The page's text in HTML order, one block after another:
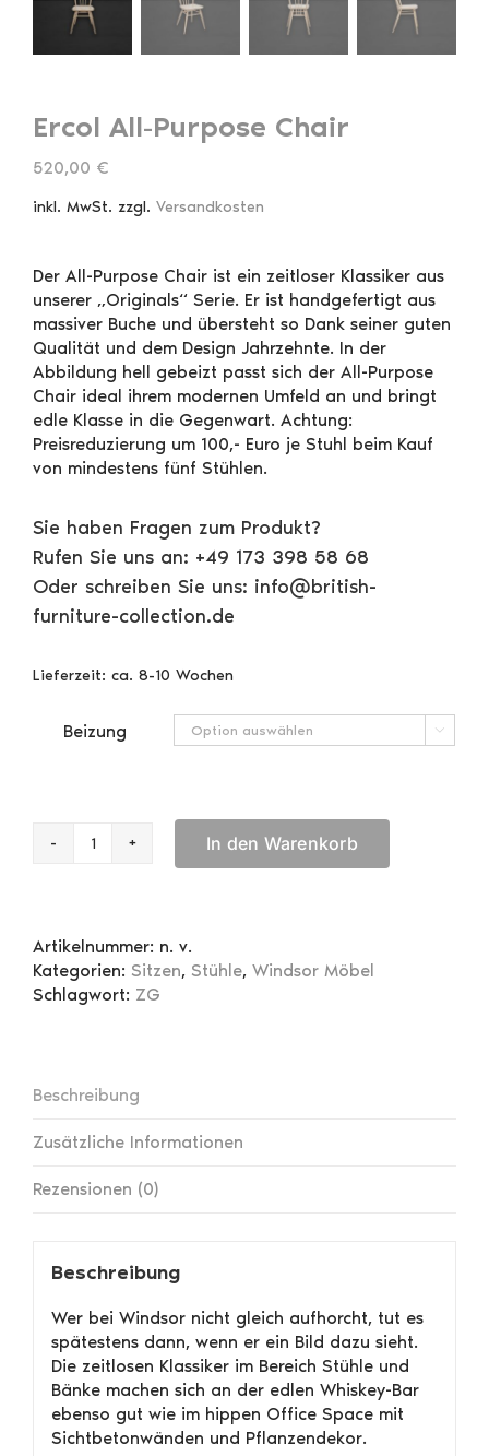
Ercol All-Purpose Chair
520,00 €
inkl. MwSt. zzgl. Versandkosten
Der All-Purpose Chair ist ein zeitloser Klassiker aus
unserer „Originals“ Serie. Er ist handgefertigt aus
massiver Buche und übersteht so Dank seiner guten
Qualität und dem Design Jahrzehnte. In der
Abbildung hell gebeizt passt sich der All-Purpose
Chair ideal ihrem modernen Umfeld an und bringt
edle Klasse in die Gegenwart. Achtung:
Preisreduzierung um 100,- Euro je Stuhl beim Kauf
von mindestens fünf Stühlen.
Sie haben Fragen zum Produkt?
Rufen Sie uns an: +49 173 398 58 68
Oder schreiben Sie uns: info@british-
furniture-collection.de
Lieferzeit: ca. 8-10 Wochen
Beizung 
Ercol
Menge
In den Warenkorb
Artikelnummer: n. v.
Kategorien: Sitzen, Stühle, Windsor Möbel
Schlagwort: ZG
Beschreibung
Zusätzliche Informationen
Rezensionen (0)
Beschreibung
Wer bei Windsor nicht gleich aufhorcht, tut es
spätestens dann, wenn er ein Bild dazu sieht.
Die zeitlosen Klassiker im Bereich Stühle und
Bänke machen sich an der edlen Whiskey-Bar
ebenso gut wie im hippen Office Space mit
Sichtbetonwänden und Pflanzendekor.